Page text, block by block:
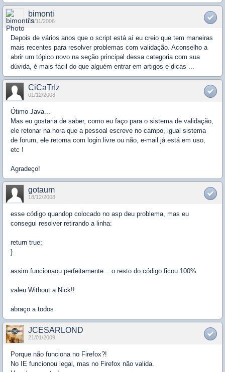
bimonti
05/11/2006
Depois de vários anos que o script está aí eu creio que tem maneiras
mais recentes para resolver problemas com validação. Aconselho a
abrir um tópico novo na seção principal dessa categoria com sua
dúvida, é mais fácil do que alguém entrar em artigos e dicas ...
CiCaTrIz
01/12/2008
Ótimo Java...
Mas eu gostaria de saber, como eu faço para o sistema de validação,
ele retonar na hora que a pessoal escreve no campo, igual sistema
de forum, ele retorna com login livre ou não, e-mail já está em uso,
etc !
Agradeço!
gotaum
18/12/2008
esse código quandop colocado no asp deu problema, mas eu
consegui resolver retirando a linha:
return true;
}
assim funcionaou perfeitamente... o resto do código ficou 100%
valeu Without a Nick!!
abraço a todos
JCESARLOND
21/01/2009
Porque não funciona no Firefox?!
No IE funcionou legal, mas no Firefox não valida.